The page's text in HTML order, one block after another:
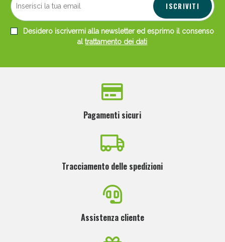
ISCRIVITI
Desidero iscrivermi alla newsletter ed esprimo il consenso
altrattamento dei dati
Pagamenti sicuri
Tracciamento delle spedizioni
Assistenza cliente